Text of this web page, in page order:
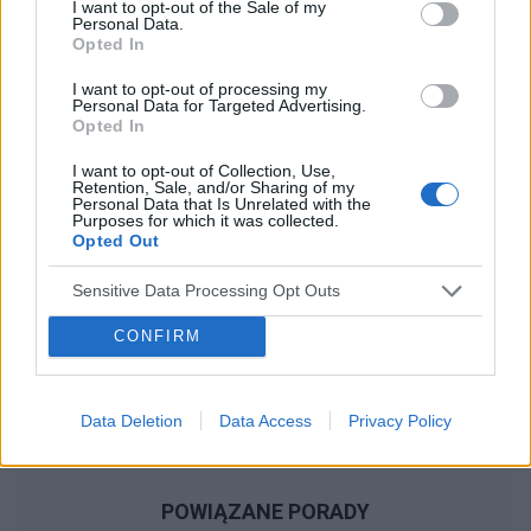
I want to opt-out of the Sale of my
Personal Data.
Opted In
I want to opt-out of processing my
Personal Data for Targeted Advertising.
Opted In
I want to opt-out of Collection, Use,
Retention, Sale, and/or Sharing of my
Personal Data that Is Unrelated with the
Purposes for which it was collected.
Opted Out
Sensitive Data Processing Opt Outs
CONFIRM
Data Deletion Data Access Privacy Policy
Po co mężczyzna na porodówce?!
POWIĄZANE PORADY